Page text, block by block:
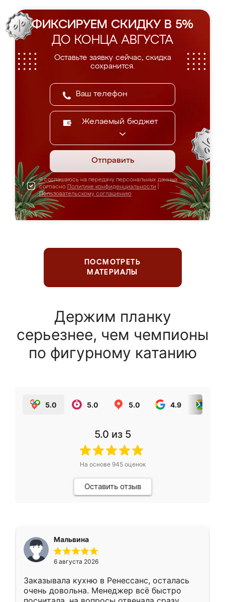
ФИКСИРУЕМ СКИДКУ В 5%
ДО КОНЦА АВГУСТА
Оставьте заявку сейчас, скидка
сохранится.
Желаемый бюджет
Отправить
Я соглашаюсь на передачу персональных данных
согласно Политике конфиденциальности
Пользовательскому соглашению
ПОСМОТРЕТЬ
МАТЕРИАЛЫ
Держим планку
серьезнее, чем чемпионы
по фигурному катанию
5.0 5.0 5.0 4.9
5.0 из 5
На основе 945оценок
Оставить отзыв
Мальвина
6 августа 2026
Заказывала кухню в Ренессанс, осталась
очень довольна. Менеджер всё быстро